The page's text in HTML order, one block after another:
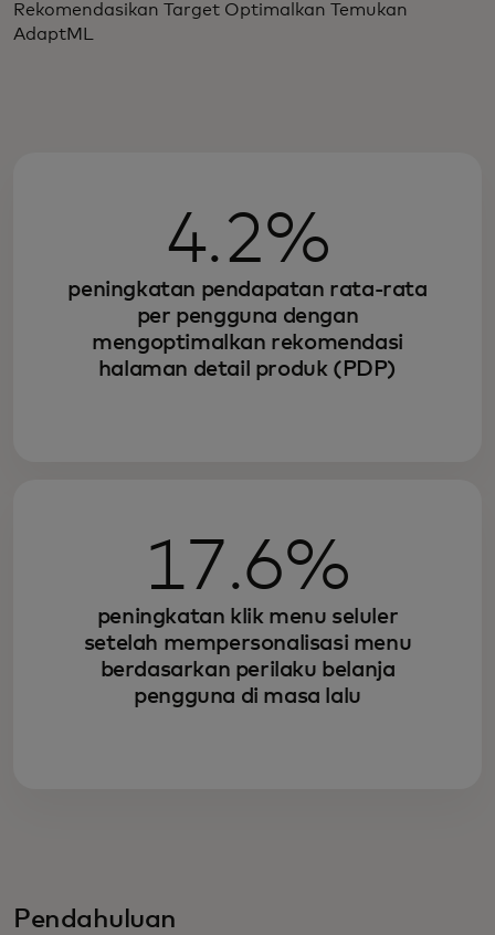
Rekomendasikan Target Optimalkan Temukan
AdaptML
4.2%
peningkatan pendapatan rata-rata
per pengguna dengan
mengoptimalkan rekomendasi
halaman detail produk (PDP)
17.6%
peningkatan klik menu seluler
setelah mempersonalisasi menu
berdasarkan perilaku belanja
pengguna di masa lalu
Pendahuluan